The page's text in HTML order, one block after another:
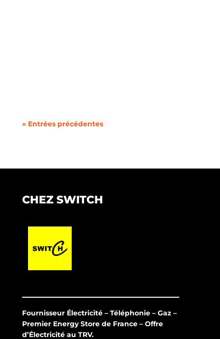
« Entrées précédentes
CHEZ SWITCH
Fournisseur Électricité – Téléphonie – Gaz –
Premier Energy Store de France – Offre
d’Électricité au TRV.